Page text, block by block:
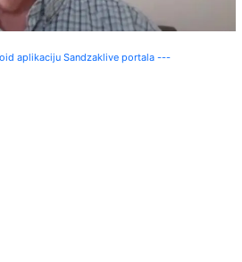
aplikaciju Sandzaklive portala ---